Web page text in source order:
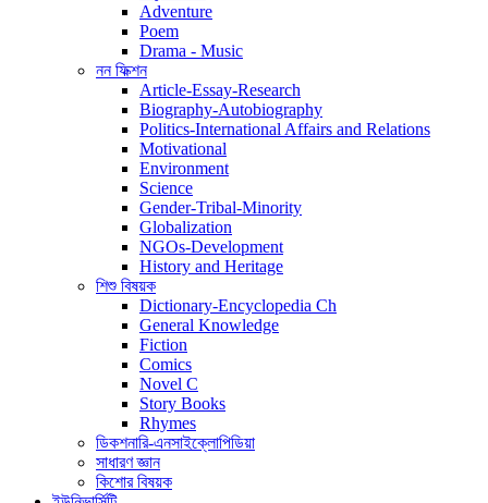
Adventure
Poem
Drama - Music
নন ফিক্শন
Article-Essay-Research
Biography-Autobiography
Politics-International Affairs and Relations
Motivational
Environment
Science
Gender-Tribal-Minority
Globalization
NGOs-Development
History and Heritage
শিশু বিষয়ক
Dictionary-Encyclopedia Ch
General Knowledge
Fiction
Comics
Novel C
Story Books
Rhymes
ডিকশনারি-এনসাইক্লোপিডিয়া
সাধারণ জ্ঞান
কিশোর বিষয়ক